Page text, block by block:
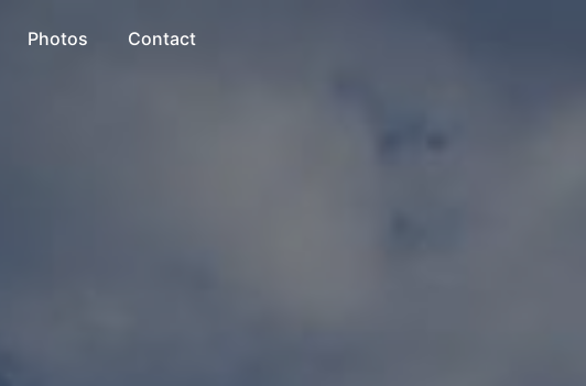
Photos Contact